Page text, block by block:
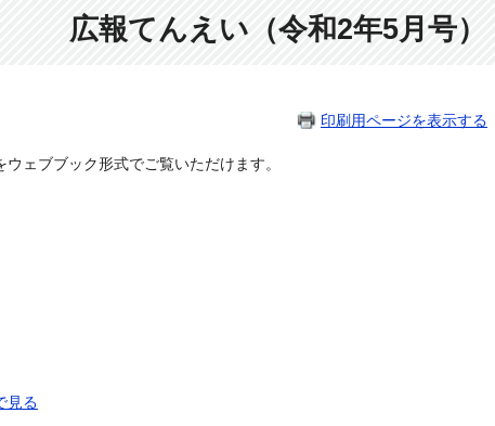
広報てんえい（令和2年5月号）
印刷用ページを表示する
ェブブック形式でご覧いただけます。
見る